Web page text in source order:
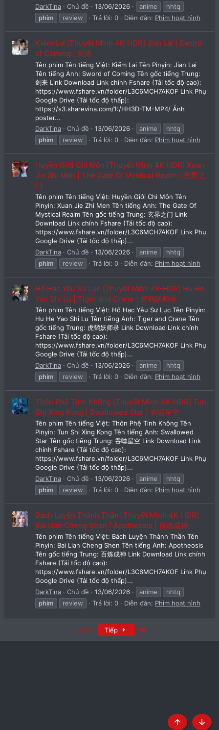
DarkTina
Chủ đề 13/06/2026 anime
hhtq
phim
review Trả lời: 0 Diễn đàn: Phim hoạt hình
Kiếm Lai [Thuyết Minh 4K-HDR] Jian Lai | Sword
of Coming | 剑来
Tên phim Tên tiếng Việt: Kiếm Lai Tên Pinyin: Jian Lai
Tên tiếng Anh: Sword of Coming Tên gốc tiếng Trung:
剑来 Link Download Link chính Fshare (Tải tốc độ cao):
https://www.fshare.vn/folder/L3C6MCH7AKOF Link Phụ
Google Drive (Tải tốc độ thấp):
https://s3.sharevina.com/1:/HH3D-TM-MP4/ Ảnh
poster...
DarkTina
Chủ đề 13/06/2026 anime
hhtq
phim
review Trả lời: 0 Diễn đàn: Phim hoạt hình
Huyền Giới Chi Môn [Thuyết Minh 4K-HDR] Xuan
Jie Zhi Men | The Gate Of Mystical Realm | 玄界之
门
Tên phim Tên tiếng Việt: Huyền Giới Chi Môn Tên
Pinyin: Xuan Jie Zhi Men Tên tiếng Anh: The Gate Of
Mystical Realm Tên gốc tiếng Trung: 玄界之门 Link
Download Link chính Fshare (Tải tốc độ cao):
https://www.fshare.vn/folder/L3C6MCH7AKOF Link Phụ
Google Drive (Tải tốc độ thấp)...
DarkTina
Chủ đề 13/06/2026 anime
hhtq
phim
review Trả lời: 0 Diễn đàn: Phim hoạt hình
Hổ Hạc Yêu Sư Lục [Thuyết Minh 4K-HDR] Hu He
Yao Shi Lu | Tiger and Crane | 虎鹤妖师录
Tên phim Tên tiếng Việt: Hổ Hạc Yêu Sư Lục Tên Pinyin:
Hu He Yao Shi Lu Tên tiếng Anh: Tiger and Crane Tên
gốc tiếng Trung: 虎鹤妖师录 Link Download Link chính
Fshare (Tải tốc độ cao):
https://www.fshare.vn/folder/L3C6MCH7AKOF Link Phụ
Google Drive (Tải tốc độ thấp)...
DarkTina
Chủ đề 13/06/2026 anime
hhtq
phim
review Trả lời: 0 Diễn đàn: Phim hoạt hình
Thôn Phệ Tinh Không [Thuyết Minh 4K-HDR] Tun
Shi Xing Kong | Swallowed Star | 吞噬星空
Tên phim Tên tiếng Việt: Thôn Phệ Tinh Không Tên
Pinyin: Tun Shi Xing Kong Tên tiếng Anh: Swallowed
Star Tên gốc tiếng Trung: 吞噬星空 Link Download Link
chính Fshare (Tải tốc độ cao):
https://www.fshare.vn/folder/L3C6MCH7AKOF Link Phụ
Google Drive (Tải tốc độ thấp)...
DarkTina
Chủ đề 13/06/2026 anime
hhtq
phim
review Trả lời: 0 Diễn đàn: Phim hoạt hình
Bách Luyện Thành Thần [Thuyết Minh 4K-HDR]
Bai Lian Cheng Shen | Apotheosis | 百炼成神
Tên phim Tên tiếng Việt: Bách Luyện Thành Thần Tên
Pinyin: Bai Lian Cheng Shen Tên tiếng Anh: Apotheosis
Tên gốc tiếng Trung: 百炼成神 Link Download Link chính
Fshare (Tải tốc độ cao):
https://www.fshare.vn/folder/L3C6MCH7AKOF Link Phụ
Google Drive (Tải tốc độ thấp)...
DarkTina
Chủ đề 13/06/2026 anime
hhtq
phim
review Trả lời: 0 Diễn đàn: Phim hoạt hình
1 of 3 Tiếp
Top